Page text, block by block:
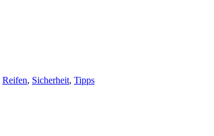
Reifen, Sicherheit, Tipps